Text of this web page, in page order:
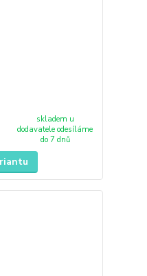
skladem u
dodavatele odesíláme
do 7 dnů